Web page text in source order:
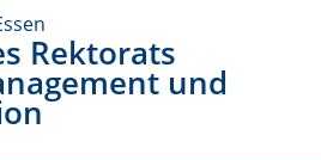
Rektorats
und